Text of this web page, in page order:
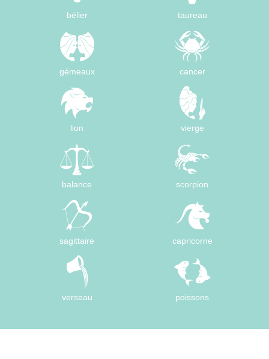
bélier taureau
gémeaux cancer
lion vierge
balance scorpion
sagittaire capricorne
verseau poissons